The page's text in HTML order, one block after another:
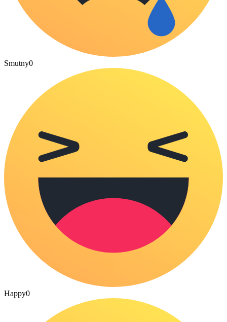
Smutny0
Happy0